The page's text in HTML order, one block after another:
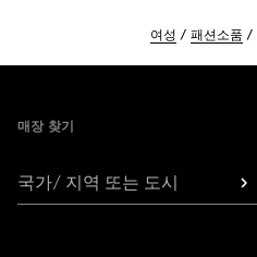
여성 패션소품
매장 찾기
국가/ 지역 또는 도시